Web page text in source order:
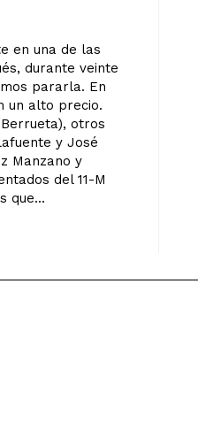
en una de las
durante veinte
pararla. En
un alto precio.
otros
y José
Manzano y
del 11-M
que...